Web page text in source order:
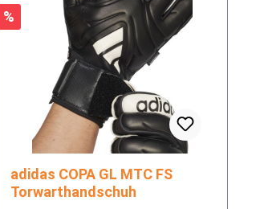
Rabatt
%
adidas COPA GL MTC FS
Torwarthandschuh